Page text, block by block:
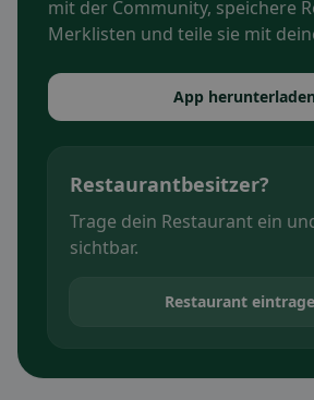
mit der Community, speichere
Merklisten und teile sie mit
App herunterladen
Restaurantbesitzer?
Trage dein Restaurant ein
sichtbar.
Restaurant